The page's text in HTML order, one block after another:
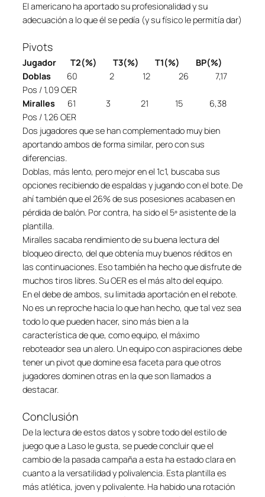
El americano ha aportado su profesionalidad y su
adecuación a lo que él se pedía (y su físico le permitía dar)
Pivots
Jugador T2(%) T3(%) T1(%) BP(%)
Doblas 60 2 12 26 7,17
Pos / 1,09 OER
Miralles 61 3 21 15 6,38
Pos / 1,26 OER
Dos jugadores que se han complementado muy bien
aportando ambos de forma similar, pero con sus
diferencias.
Doblas, más lento, pero mejor en el 1c1, buscaba sus
opciones recibiendo de espaldas y jugando con el bote. De
ahí también que el 26% de sus posesiones acabasen en
pérdida de balón. Por contra, ha sido el 5º asistente de la
plantilla.
Miralles sacaba rendimiento de su buena lectura del
bloqueo directo, del que obtenía muy buenos réditos en
las continuaciones. Eso también ha hecho que disfrute de
muchos tiros libres. Su OER es el más alto del equipo.
En el debe de ambos, su limitada aportación en el rebote.
No es un reproche hacia lo que han hecho, que tal vez sea
todo lo que pueden hacer, sino más bien a la
característica de que, como equipo, el máximo
reboteador sea un alero. Un equipo con aspiraciones debe
tener un pivot que domine esa faceta para que otros
jugadores dominen otras en la que son llamados a
destacar.
Conclusión
De la lectura de estos datos y sobre todo del estilo de
juego que a Laso le gusta, se puede concluir que el
cambio de la pasada campaña a esta ha estado clara en
cuanto a la versatilidad y polivalencia. Esta plantilla es
más atlética, joven y polivalente. Ha habido una rotación